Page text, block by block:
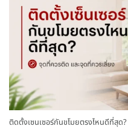
ติดตั้งเซนเซอร์กันขโมยตรงไหนดีที่สุด